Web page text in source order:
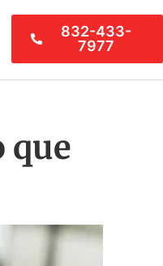
832-433-
7977
que